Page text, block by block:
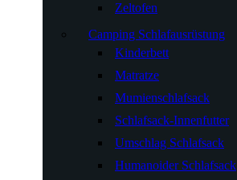
Zeltofen
Camping Schlafausrüstung
Kinderbett
Matratze
Mumienschlafsack
Schlafsack-Innenfutter
Umschlag Schlafsack
Humanoider Schlafsack